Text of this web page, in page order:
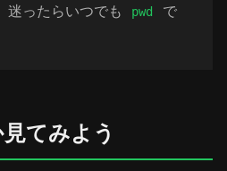
迷ったらいつでも pwd
で
てみよう